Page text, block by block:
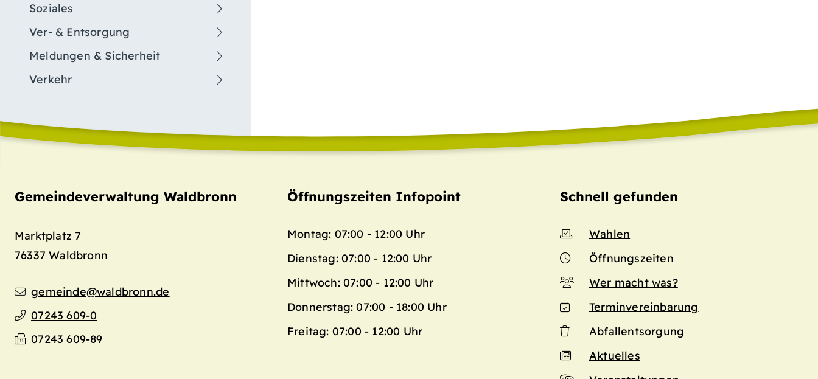
Soziales
Ver- & Entsorgung
Meldungen & Sicherheit
Verkehr
Gemeindeverwaltung Waldbronn
Marktplatz 7
76337 Waldbronn
gemeinde@waldbronn.de
07243 609-0
07243 609-89
Öffnungszeiten Infopoint
Montag: 07:00 - 12:00 Uhr
Dienstag: 07:00 - 12:00 Uhr
Mittwoch: 07:00 - 12:00 Uhr
Donnerstag: 07:00 - 18:00 Uhr
Freitag: 07:00 - 12:00 Uhr
Schnell gefunden
Wahlen
Öffnungszeiten
Wer macht was?
Terminvereinbarung
Abfallentsorgung
Aktuelles